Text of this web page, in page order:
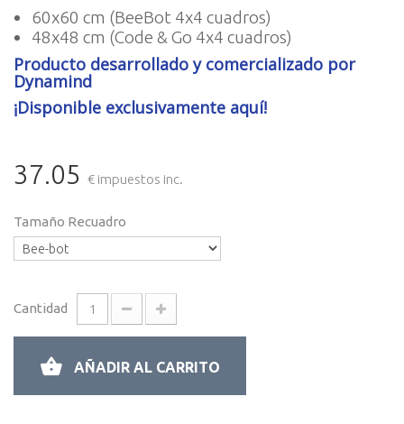
60x60 cm (BeeBot 4x4 cuadros)
48x48 cm (Code & Go 4x4 cuadros)
Producto desarrollado y comercializado por
Dynamind
¡Disponible exclusivamente aquí!
37.05 € impuestos inc.
Tamaño Recuadro
Cantidad
AÑADIR AL CARRITO